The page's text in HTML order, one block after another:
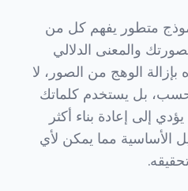
متطور يفهم كل من
والمعنى الدلالي
الوهج من الصور، لا
بل يستخدم كلماتك
إلى إعادة بناء أكثر
الأساسية مما يمكن لأي